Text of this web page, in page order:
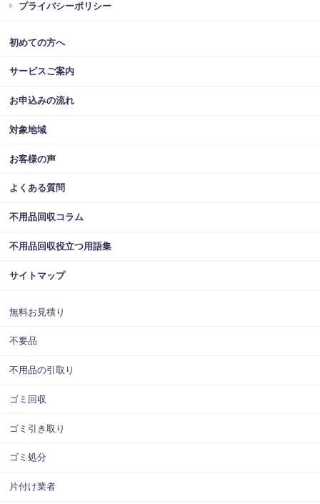
プライバシーポリシー
初めての方へ
サービスご案内
お申込みの流れ
対象地域
お客様の声
よくある質問
不用品回収コラム
不用品回収役立つ用語集
サイトマップ
無料お見積り
不要品
不用品の引取り
ゴミ回収
ゴミ引き取り
ゴミ処分
片付け業者